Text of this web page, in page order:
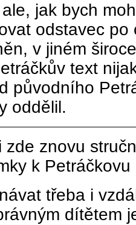
jak bych
odstavec po
v jiném
text
původního
oddělil.
zde znovu
k Petráčkovu
třeba i
dítětem